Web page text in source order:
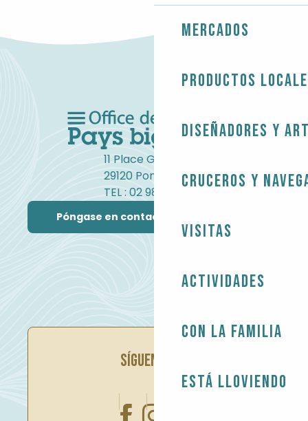
Mercados
Productos
Diseñadores y
Cruceros y
Visitas
Actividades
Con la familia
Está lloviendo
11 Place Gambetta
29120 Pont-l'Abbé
TEL : 02 98 82 37 99
Póngase en contacto con nosotros
SÍGUENOS EN